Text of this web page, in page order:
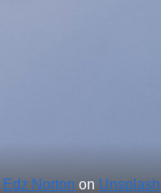
Edz Norton on Unsplash